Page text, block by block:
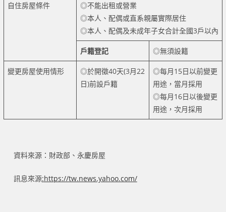
自住房屋條件
◎不能出租或營業
◎本人、配偶或直系親屬實際居住
◎本人、配偶及未成年子女合計全國3戶以內
戶籍登記 ◎無須設籍
變更房屋使用情形
◎於開徵40天(3月22
日)前設戶籍
◎每月15日以前變更
用途，當月採用
◎每月16日以後變更
用途，次月採用
資料來源：財政部、永慶房屋
訊息來源:https://tw.news.yahoo.com/
o
i
l